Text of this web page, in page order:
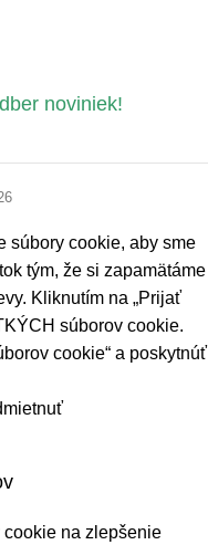
noviniek!
súbory cookie, aby sme
tým, že si zapamätáme
Kliknutím na „Prijať
súborov cookie.
cookie“ a poskytnúť
na zlepšenie